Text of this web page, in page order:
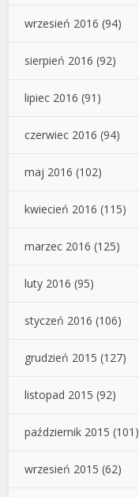
wrzesień 2016 (94)
sierpień 2016 (92)
lipiec 2016 (91)
czerwiec 2016 (94)
maj 2016 (102)
kwiecień 2016 (115)
marzec 2016 (125)
luty 2016 (95)
styczeń 2016 (106)
grudzień 2015 (127)
listopad 2015 (92)
październik 2015 (101)
wrzesień 2015 (62)